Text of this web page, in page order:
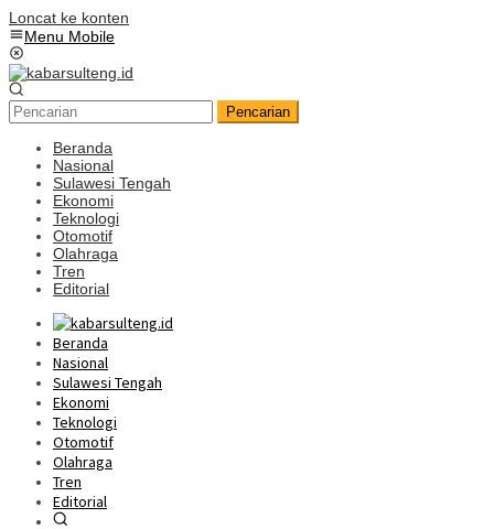
Loncat ke konten
Menu Mobile
Pencarian
Beranda
Nasional
Sulawesi Tengah
Ekonomi
Teknologi
Otomotif
Olahraga
Tren
Editorial
Beranda
Nasional
Sulawesi Tengah
Ekonomi
Teknologi
Otomotif
Olahraga
Tren
Editorial